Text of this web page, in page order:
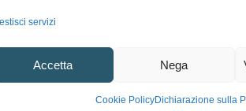
servizi
Accetta Nega
Cookie PolicyDichiarazione sulla